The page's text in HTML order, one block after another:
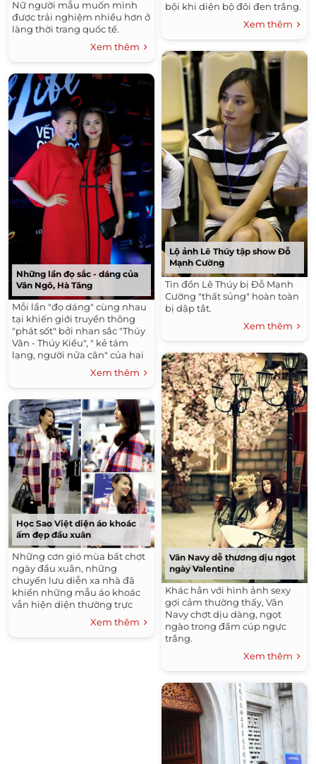
Nữ người mẫu muốn mình
được trải nghiệm nhiều hơn ở
làng thời trang quốc tế.
Xem thêm
Những lần đọ sắc - dáng của
Vân Ngô, Hà Tăng
Mỗi lần "đọ dáng" cùng nhau
tại khiến giới truyền thông
"phát sốt" bởi nhan sắc "Thúy
Vân - Thúy Kiều", " kẻ tám
lạng, người nửa cân" của hai
Xem thêm
Học Sao Việt diện áo khoác
ấm đẹp đầu xuân
Những cơn gió mùa bất chợt
ngày đầu xuân, những
chuyến lưu diễn xa nhà đã
khiến những mẫu áo khoác
vẫn hiện diện thường trực
theo mỗi bước chân sao Việt.
Xem thêm
bội khi diện bộ đôi đen trắng.
Xem thêm
Lộ ảnh Lê Thúy tập show Đỗ
Mạnh Cường
Tin đồn Lê Thúy bị Đỗ Mạnh
Cường "thất sủng" hoàn toàn
bị dập tắt.
Xem thêm
Vân Navy dễ thương dịu ngọt
ngày Valentine
Khác hẳn với hình ảnh sexy
gợi cảm thường thấy, Vân
Navy chợt dịu dàng, ngọt
ngào trong đầm cúp ngực
trắng.
Xem thêm